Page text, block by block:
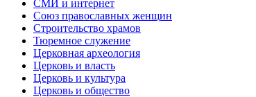
СМИ и интернет
Союз православных женщин
Строительство храмов
Тюремное служение
Церковная археология
Церковь и власть
Церковь и культура
Церковь и общество